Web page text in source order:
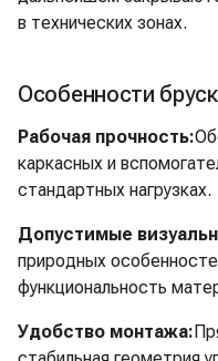
в технических зонах.
Особенности
Рабочая прочность:
каркасных и
стандартных нагрузках.
Допустимые
природных
функциональность
Удобство монтажа: